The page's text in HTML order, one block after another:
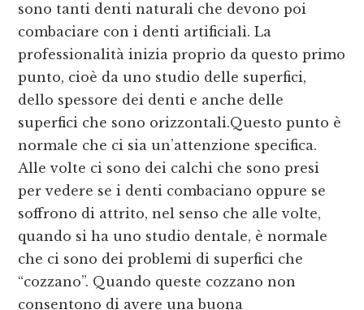
sono tanti denti naturali che devono poi
combaciare con i denti artificiali. La
professionalità inizia proprio da questo primo
punto, cioè da uno studio delle superfici,
dello spessore dei denti e anche delle
superfici che sono orizzontali.Questo punto è
normale che ci sia un’attenzione specifica.
Alle volte ci sono dei calchi che sono presi
per vedere se i denti combaciano oppure se
soffrono di attrito, nel senso che alle volte,
quando si ha uno studio dentale, è normale
che ci sono dei problemi di superfici che
“cozzano”. Quando queste cozzano non
consentono di avere una buona